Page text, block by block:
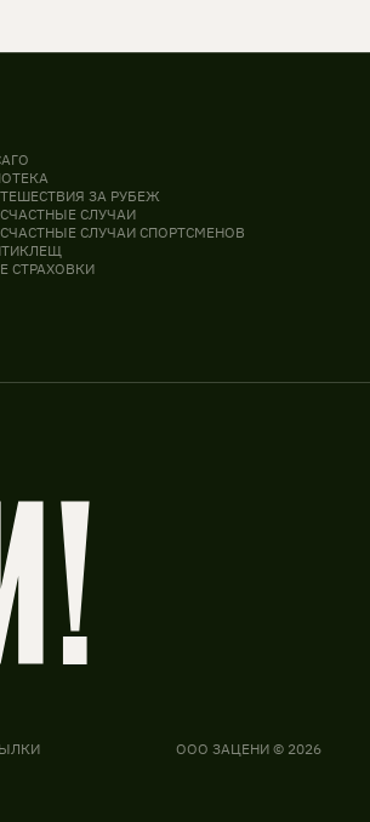
ЗА РУБЕЖ
СЛУЧАИ
СЛУЧАИ СПОРТСМЕНОВ
СТРАХОВКИ
ООО ЗАЦЕНИ © 2026